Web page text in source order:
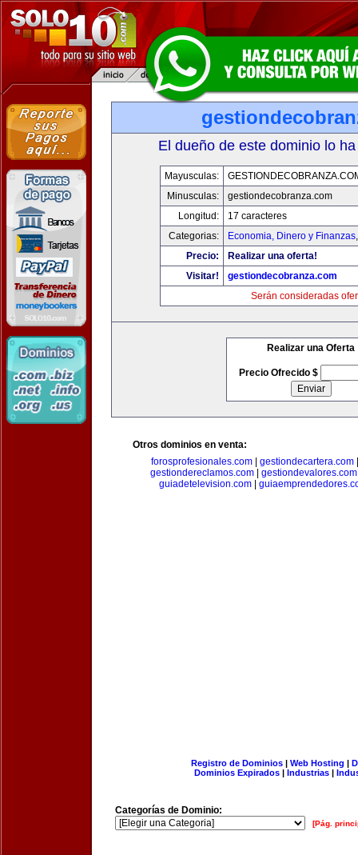
El dueño de este dominio lo
Mayusculas:
Minusculas:
gestiondecobranza.com
Longitud:
17 caracteres
Categorias:
Economia, Dinero y Finanzas
Precio:
Realizar una oferta!
Visitar!
gestiondecobranza.com
Serán consideradas
Realizar una Oferta
Precio Ofrecido $
Otros dominios en venta:
forosprofesionales.com
gestiondecartera.com
gestiondereclamos.com| gestiondevalores.com
guiadetelevision.com
Registro de Dominios| Web Hosting |
Dominios Expirados | Industrias |
Categorías de Dominio:
[Pág.